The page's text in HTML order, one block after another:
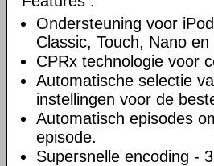
Ondersteuning voor
Classic, Touch, Nano en
CPRx technologie voor
Automatische selectie
instellingen voor de
Automatisch episodes
episode.
Supersnelle encoding -